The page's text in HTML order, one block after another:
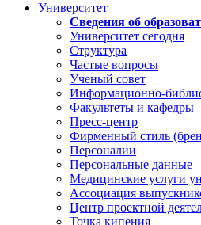
Университет
Сведения об
Университет сегодня
Структура
Частые вопросы
Ученый совет
Информационно-
Факультеты и кафедры
Пресс-центр
Фирменный стиль
Персоналии
Персональные данные
Медицинские услуги
Ассоциация
Центр проектной
Точка кипения